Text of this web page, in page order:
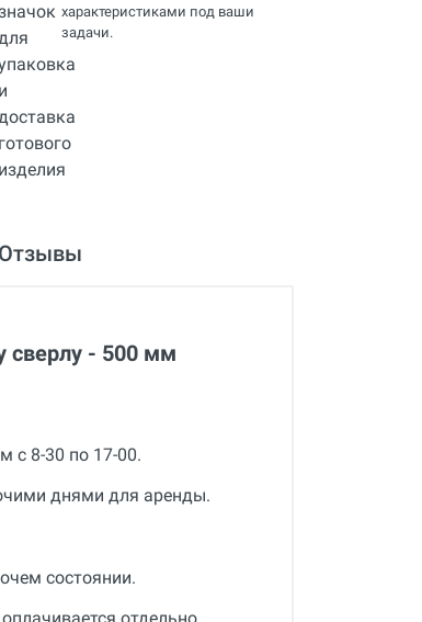
характеристиками под ваши
задачи.
Отзывы
сверлу - 500 мм
с 8-30 по 17-00.
днями для аренды.
состоянии.